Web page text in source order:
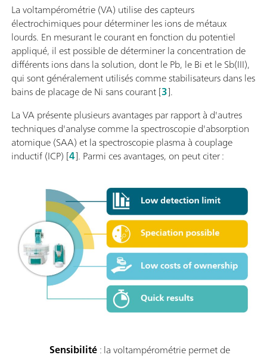
La voltampérométrie (VA) utilise des capteurs
électrochimiques pour déterminer les ions de métaux
lourds. En mesurant le courant en fonction du potentiel
appliqué, il est possible de déterminer la concentration de
différents ions dans la solution, dont le Pb, le Bi et le Sb(III),
qui sont généralement utilisés comme stabilisateurs dans les
bains de placage de Ni sans courant [3].
La VA présente plusieurs avantages par rapport à d'autres
techniques d'analyse comme la spectroscopie d'absorption
atomique (SAA) et la spectroscopie plasma à couplage
inductif (ICP) [4]. Parmi ces avantages, on peut citer :
Sensibilité: la voltampérométrie permet de